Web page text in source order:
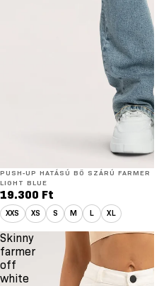
ÚJ
PUSH‑UP HATÁSÚ BŐ SZÁRÚ FARMER
LIGHT BLUE
19.300 Ft
XXS XS S M L XL
Skinny
farmer
off
white